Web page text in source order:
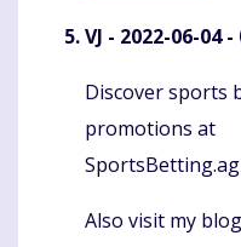
VJ - 2022-06-04 -
Komentaras
Discover sports
promotions at
Also visit my